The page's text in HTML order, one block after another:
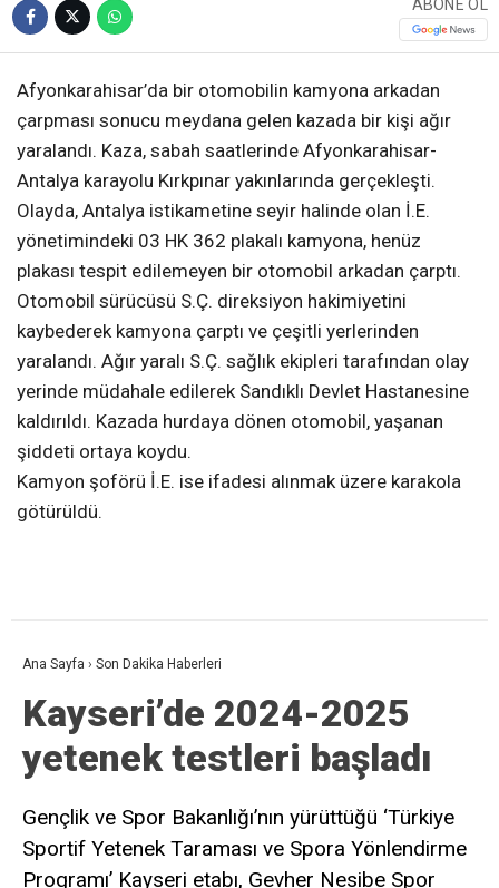
ABONE OL
Afyonkarahisar’da bir otomobilin kamyona arkadan
çarpması sonucu meydana gelen kazada bir kişi ağır
yaralandı. Kaza, sabah saatlerinde Afyonkarahisar-
Antalya karayolu Kırkpınar yakınlarında gerçekleşti.
Olayda, Antalya istikametine seyir halinde olan İ.E.
yönetimindeki 03 HK 362 plakalı kamyona, henüz
plakası tespit edilemeyen bir otomobil arkadan çarptı.
Otomobil sürücüsü S.Ç. direksiyon hakimiyetini
kaybederek kamyona çarptı ve çeşitli yerlerinden
yaralandı. Ağır yaralı S.Ç. sağlık ekipleri tarafından olay
yerinde müdahale edilerek Sandıklı Devlet Hastanesine
kaldırıldı. Kazada hurdaya dönen otomobil, yaşanan
şiddeti ortaya koydu.
Kamyon şoförü İ.E. ise ifadesi alınmak üzere karakola
götürüldü.
Ana Sayfa › Son Dakika Haberleri
Kayseri’de 2024-2025
yetenek testleri başladı
Gençlik ve Spor Bakanlığı’nın yürüttüğü ‘Türkiye
Sportif Yetenek Taraması ve Spora Yönlendirme
Programı’ Kayseri etabı, Gevher Nesibe Spor